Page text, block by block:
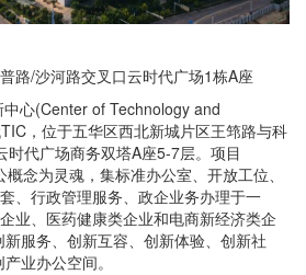
路/沙河路交叉口云时代广场1栋A座
中心(Center of Technology and
，位于五华区西北新城片区王筇路与科
时代广场商务双塔A座5-7层。项目
念为灵魂，集标准办公室、开放工位、
、行政管理服务、政企业务办理于一
业、医药健康类企业和电商新经济类企
服务、创新互容、创新体验、创新社
业办公空间。